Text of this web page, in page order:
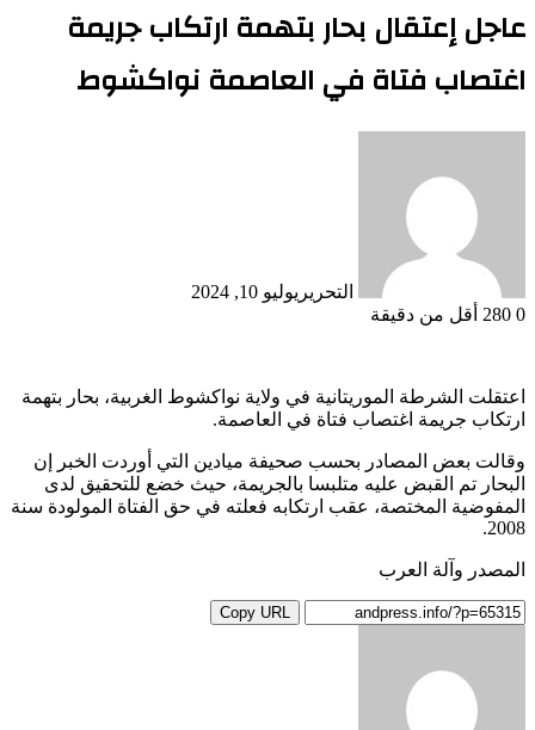
عاجل إعتقال بحار بتهمة ارتكاب جريمة
اغتصاب فتاة في العاصمة نواكشوط
التحرير يوليو 10, 2024
0
أقل من دقيقة
اعتقلت الشرطة الموريتانية في ولاية نواكشوط الغربية، بحار بتهمة
ارتكاب جريمة اغتصاب فتاة في العاصمة.
وقالت بعض المصادر بحسب صحيفة ميادين التي أوردت الخبر إن
البحار تم القبض عليه متلبسا بالجريمة، حيث خضع للتحقيق لدى
المفوضية المختصة، عقب ارتكابه فعلته في حق الفتاة المولودة سنة
2008.
المصدر وآلة العرب
Copy URL